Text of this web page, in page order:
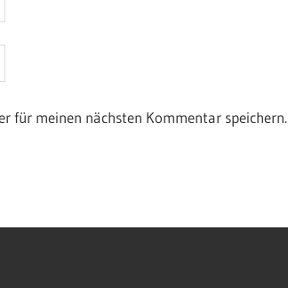
für meinen nächsten Kommentar speichern.